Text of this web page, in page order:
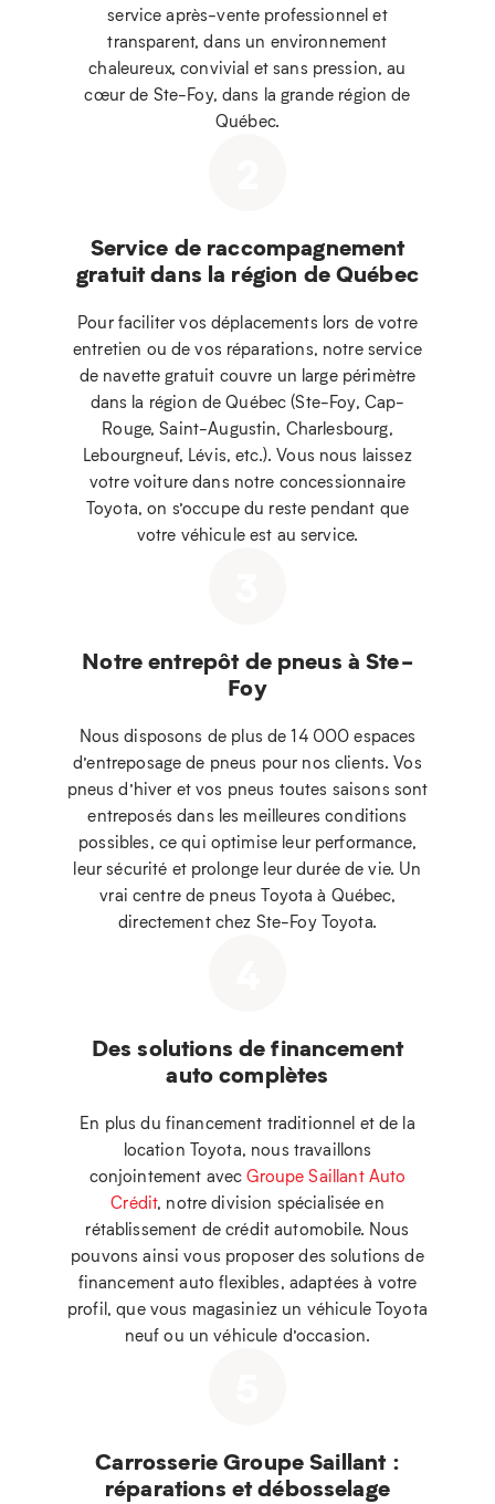
service après-vente professionnel et
transparent, dans un environnement
chaleureux, convivial et sans pression, au
cœur de Ste-Foy, dans la grande région de
Québec.
Service de raccompagnement
gratuit dans la région de Québec
Pour faciliter vos déplacements lors de votre
entretien ou de vos réparations, notre service
de navette gratuit couvre un large périmètre
dans la région de Québec (Ste-Foy, Cap-
Rouge, Saint-Augustin, Charlesbourg,
Lebourgneuf, Lévis, etc.). Vous nous laissez
votre voiture dans notre concessionnaire
Toyota, on s’occupe du reste pendant que
votre véhicule est au service.
Notre entrepôt de pneus à Ste-
Foy
Nous disposons de plus de 14 000 espaces
d’entreposage de pneus pour nos clients. Vos
pneus d’hiver et vos pneus toutes saisons sont
entreposés dans les meilleures conditions
possibles, ce qui optimise leur performance,
leur sécurité et prolonge leur durée de vie. Un
vrai centre de pneus Toyota à Québec,
directement chez Ste-Foy Toyota.
Des solutions de financement
auto complètes
En plus du financement traditionnel et de la
location Toyota, nous travaillons
conjointement avecGroupe Saillant Auto
Crédit, notre division spécialisée en
rétablissement de crédit automobile. Nous
pouvons ainsi vous proposer des solutions de
financement auto flexibles, adaptées à votre
profil, que vous magasiniez un véhicule Toyota
neuf ou un véhicule d’occasion.
Carrosserie Groupe Saillant :
réparations et débosselage